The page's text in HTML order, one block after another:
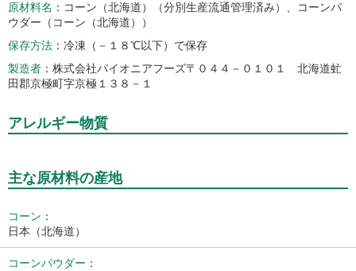
原材料名
コーン（北海道）（分別生産流通管理済み）、コーンパ
ウダー（コーン（北海道））
保存方法
冷凍（－１８℃以下）で保存
製造者
株式会社パイオニアフーズ〒０４４－０１０１ 北海道虻
田郡京極町字京極１３８－１
アレルギー物質
主な原材料の産地
コーン ：
日本（北海道）
コーンパウダー ：